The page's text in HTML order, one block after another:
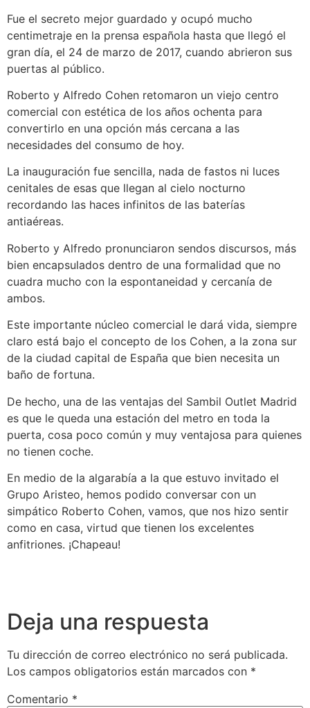
Fue el secreto mejor guardado y ocupó mucho
centimetraje en la prensa española hasta que llegó el
gran día, el 24 de marzo de 2017, cuando abrieron sus
puertas al público.
Roberto y Alfredo Cohen retomaron un viejo centro
comercial con estética de los años ochenta para
convertirlo en una opción más cercana a las
necesidades del consumo de hoy.
La inauguración fue sencilla, nada de fastos ni luces
cenitales de esas que llegan al cielo nocturno
recordando las haces infinitos de las baterías
antiaéreas.
Roberto y Alfredo pronunciaron sendos discursos, más
bien encapsulados dentro de una formalidad que no
cuadra mucho con la espontaneidad y cercanía de
ambos.
Este importante núcleo comercial le dará vida, siempre
claro está bajo el concepto de los Cohen, a la zona sur
de la ciudad capital de España que bien necesita un
baño de fortuna.
De hecho, una de las ventajas del Sambil Outlet Madrid
es que le queda una estación del metro en toda la
puerta, cosa poco común y muy ventajosa para quienes
no tienen coche.
En medio de la algarabía a la que estuvo invitado el
Grupo Aristeo, hemos podido conversar con un
simpático Roberto Cohen, vamos, que nos hizo sentir
como en casa, virtud que tienen los excelentes
anfitriones. ¡Chapeau!
Deja una respuesta
Tu dirección de correo electrónico no será publicada.
Los campos obligatorios están marcados con *
Comentario *